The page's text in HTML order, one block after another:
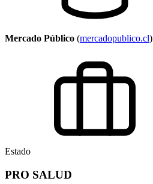
Mercado Público (mercadopublico.cl)
Estado
PRO SALUD